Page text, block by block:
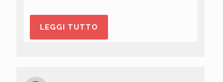
LEGGI TUTTO